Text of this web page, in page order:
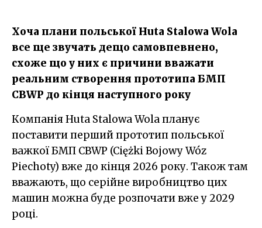
Хоча плани польської Huta Stalowa Wola
все ще звучать дещо самовпевнено,
схоже що у них є причини вважати
реальним створення прототипа БМП
CBWP до кінця наступного року
Компанія Huta Stalowa Wola планує
поставити перший прототип польської
важкої БМП CBWP (Ciężki Bojowy Wóz
Piechoty) вже до кінця 2026 року. Також там
вважають, що серійне виробництво цих
машин можна буде розпочати вже у 2029
році.